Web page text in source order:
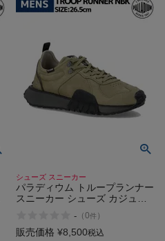
シューズ スニーカー
パラディウム トループランナー
スニーカー シューズ カジュア
RUNNER NBK 77996 アウトレ
ット セール
- （0件 ）
販売価格 ¥8,500税込